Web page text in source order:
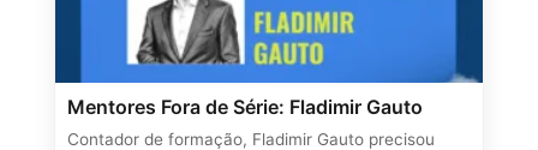
Mentores Fora de Série: Fladimir Gauto
Contador de formação, Fladimir Gauto precisou